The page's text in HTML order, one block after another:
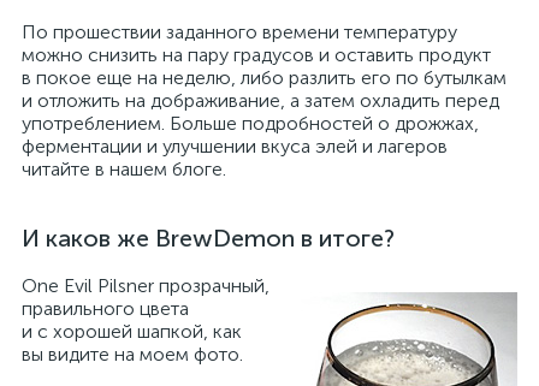
По прошествии заданного времени температуру
можно снизить на пару градусов и оставить продукт
в покое еще на неделю, либо разлить его по бутылкам
и отложить на дображивание, а затем охладить перед
употреблением. Больше подробностей о дрожжах,
ферментации и улучшении вкуса элей и лагеров
читайте в нашем блоге.
И каков же BrewDemon в итоге?
One Evil Pilsner прозрачный,
правильного цвета
и с хорошей шапкой, как
вы видите на моем фото.